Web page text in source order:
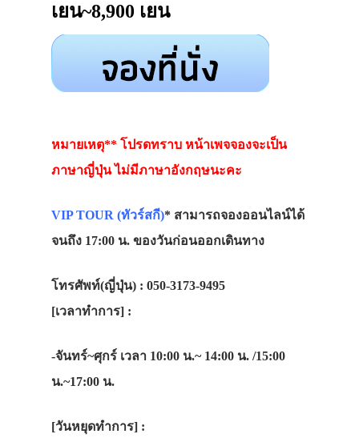
เยน~8,900 เยน
หมายเหตุ** โปรดทราบ หน้าเพจจองจะเป็น
ภาษาญี่ปุ่น ไม่มีภาษาอังกฤษนะคะ
VIP TOUR (ทัวร์สกี)* สามารถจองออนไลน์ได้
จนถึง 17:00 น. ของวันก่อนออกเดินทาง
โทรศัพท์(ญี่ปุ่น) : 050-3173-9495
[เวลาทำการ] :
-จันทร์~ศุกร์ เวลา 10:00 น.~ 14:00 น. /15:00
น.~17:00 น.
[วันหยุดทำการ] :